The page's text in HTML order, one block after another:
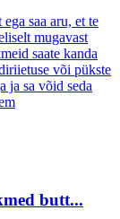
saa aru, et te
mugavast
saate kanda
või pükste
ja sa võid seda
butt...